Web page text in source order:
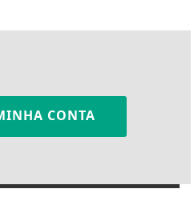
CONTA